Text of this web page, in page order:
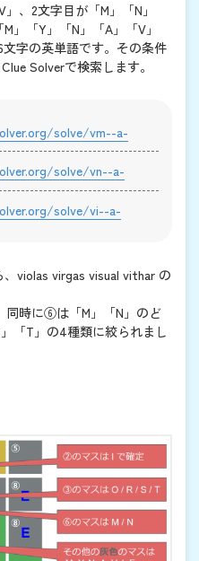
、2文字目が「M」「N」
」「Y」「N」「A」「V」
文字の英単語です。その条件
Solverで検索します。
solve/vm--a-
solve/vn--a-
solve/vi--a-
violas virgas visual vithar の
時に⑥は「M」「N」のど
「T」の4種類に絞られまし